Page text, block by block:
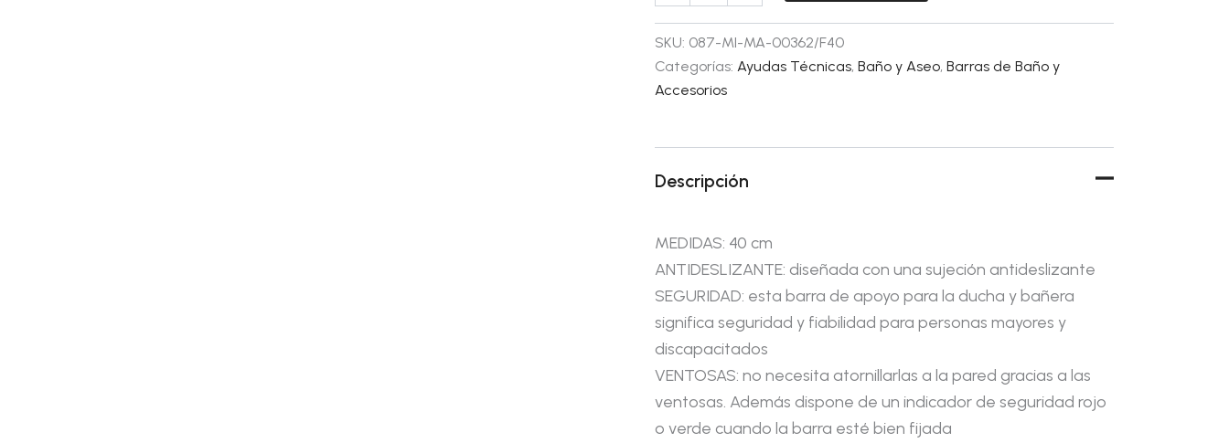
SKU: 087-MI-MA-00362/F40
Categorías: Ayudas Técnicas, Baño y Aseo, Barras de Baño y
Accesorios
Descripción
MEDIDAS: 40 cm
ANTIDESLIZANTE: diseñada con una sujeción antideslizante
SEGURIDAD: esta barra de apoyo para la ducha y bañera
significa seguridad y fiabilidad para personas mayores y
discapacitados
VENTOSAS: no necesita atornillarlas a la pared gracias a las
ventosas. Además dispone de un indicador de seguridad rojo
o verde cuando la barra esté bien fijada